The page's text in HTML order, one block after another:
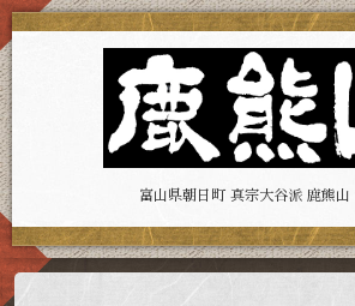
富山県朝日町 真宗大谷派 鹿熊山